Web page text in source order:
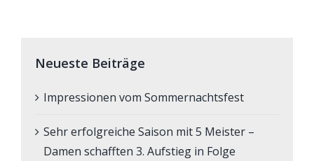
Neueste Beiträge
Impressionen vom Sommernachtsfest
Sehr erfolgreiche Saison mit 5 Meister –
Damen schafften 3. Aufstieg in Folge